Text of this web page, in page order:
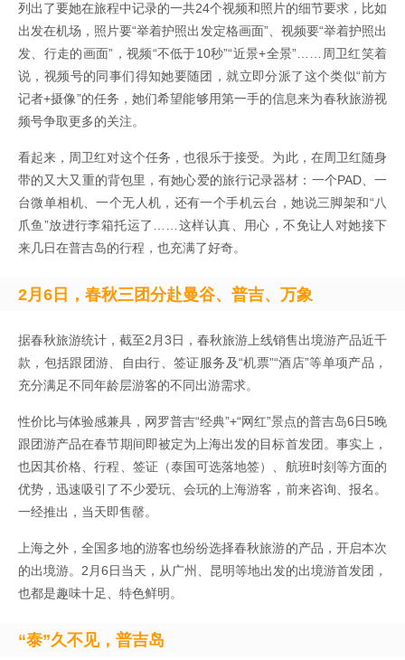
列出了要她在旅程中记录的一共24个视频和照片的细节要求，比如
出发在机场，照片要“举着护照出发定格画面”、视频要“举着护照出
发、行走的画面”，视频“不低于10秒”“近景+全景”……周卫红笑着
说，视频号的同事们得知她要随团，就立即分派了这个类似“前方
记者+摄像”的任务，她们希望能够用第一手的信息来为春秋旅游视
频号争取更多的关注。
看起来，周卫红对这个任务，也很乐于接受。为此，在周卫红随身
带的又大又重的背包里，有她心爱的旅行记录器材：一个PAD、一
台微单相机、一个无人机，还有一个手机云台，她说三脚架和“八
爪鱼”放进行李箱托运了……这样认真、用心，不免让人对她接下
来几日在普吉岛的行程，也充满了好奇。
2月6日，春秋三团分赴曼谷、普吉、万象
据春秋旅游统计，截至2月3日，春秋旅游上线销售出境游产品近千
款，包括跟团游、自由行、签证服务及“机票”“酒店”等单项产品，
充分满足不同年龄层游客的不同出游需求。
性价比与体验感兼具，网罗普吉“经典”+“网红”景点的普吉岛6日5晚
跟团游产品在春节期间即被定为上海出发的目标首发团。事实上，
也因其价格、行程、签证（泰国可选落地签）、航班时刻等方面的
优势，迅速吸引了不少爱玩、会玩的上海游客，前来咨询、报名。
一经推出，当天即售罄。
上海之外，全国多地的游客也纷纷选择春秋旅游的产品，开启本次
的出境游。2月6日当天，从广州、昆明等地出发的出境游首发团，
也都是趣味十足、特色鲜明。
“泰”久不见，普吉岛